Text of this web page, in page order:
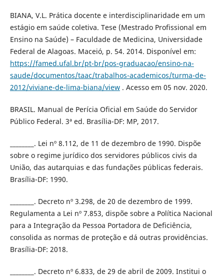
BIANA, V.L. Prática docente e interdisciplinaridade em um
estágio em saúde coletiva. Tese (Mestrado Profissional em
Ensino na Saúde) – Faculdade de Medicina, Universidade
Federal de Alagoas. Maceió, p. 54. 2014. Disponível em:
https://famed.ufal.br/pt-br/pos-graduacao/ensino-na-
saude/documentos/taac/trabalhos-academicos/turma-de-
2012/viviane-de-lima-biana/view. Acesso em 05 nov. 2020.
BRASIL. Manual de Perícia Oficial em Saúde do Servidor
Público Federal. 3ª ed. Brasília-DF: MP, 2017.
________. Lei nº 8.112, de 11 de dezembro de 1990. Dispõe
sobre o regime jurídico dos servidores públicos civis da
União, das autarquias e das fundações públicas federais.
Brasília-DF: 1990.
________. Decreto nº 3.298, de 20 de dezembro de 1999.
Regulamenta a Lei nº 7.853, dispõe sobre a Política Nacional
para a Integração da Pessoa Portadora de Deficiência,
consolida as normas de proteção e dá outras providências.
Brasília-DF: 2018.
________. Decreto nº 6.833, de 29 de abril de 2009. Institui o